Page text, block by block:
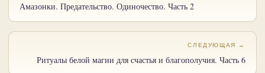
Амазонки. Предательство. Одиночество. Часть 2
СЛЕДУЮЩАЯ →
Ритуалы белой магии для счастья и благополучия. Часть 6